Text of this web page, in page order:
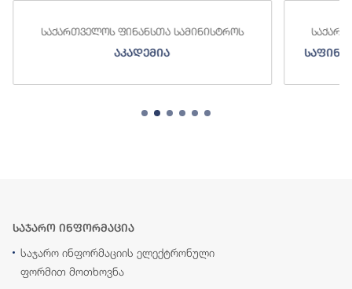
საქართველოს ფინანსთა სამინისტროს
აკადემია
საჯარო ინფორმაცია
საჯარო ინფორმაციის ელექტრონული
ფორმით მოთხოვნა